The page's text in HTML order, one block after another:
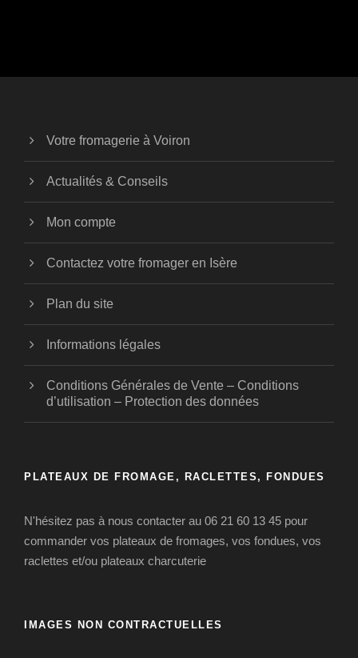
Votre fromagerie à Voiron
Actualités & Conseils
Mon compte
Contactez votre fromager en Isère
Plan du site
Informations légales
Conditions Générales de Vente – Conditions
d’utilisation – Protection des données
PLATEAUX DE FROMAGE, RACLETTES, FONDUES
N'hésitez pas à nous contacter au 06 21 60 13 45 pour
commander vos plateaux de fromages, vos fondues, vos
raclettes et/ou plateaux charcuterie
IMAGES NON CONTRACTUELLES